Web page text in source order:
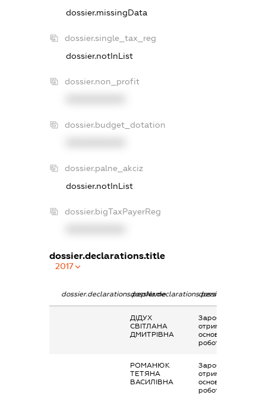
dossier.missingData
dossier.single_tax_reg
dossier.notInList
dossier.non_profit
dossier.budget_dotation
dossier.palne_akciz
dossier.notInList
dossier.bigTaxPayerReg
dossier.declarations.title
2017
dossier.declarations.pepNamedossier.declarations.personName
ДІДУХ
СВІТЛАНА
ДМИТРІВНА
Заробітна плата
отримана за
основним місцем
роботи
РОМАНЮК
ТЕТЯНА
ВАСИЛІВНА
Заробітна плата
отримана за
основним місцем
роботи